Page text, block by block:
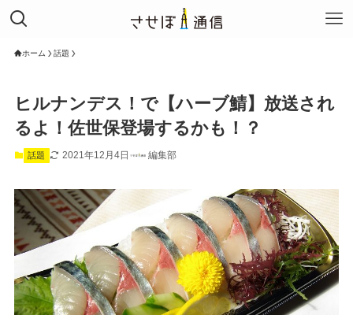
ホーム 話題
ヒルナンデス！で【ハーブ鯖】放送され
るよ！佐世保登場するかも！？
話題 2021年12月4日 編集部